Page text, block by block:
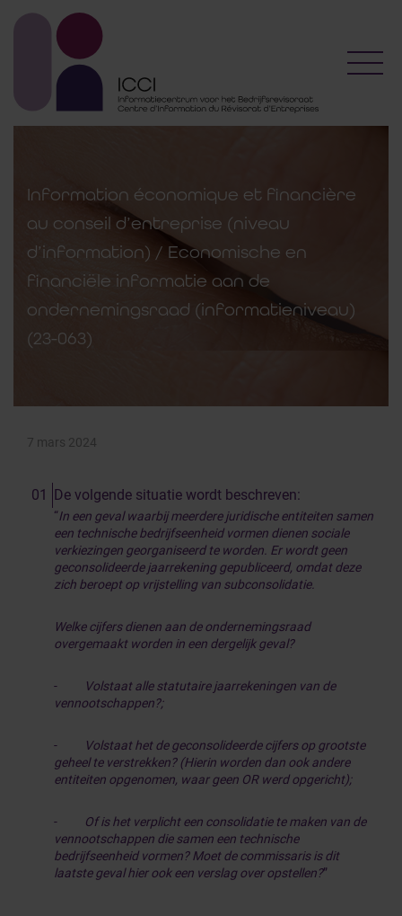
Information économique et financière
au conseil d’entreprise (niveau
d’information) / Economische en
financiële informatie aan de
ondernemingsraad (informatieniveau)
(23-063)
7 mars 2024
De volgende situatie wordt beschreven:
“In een geval waarbij meerdere juridische entiteiten samen
een technische bedrijfseenheid vormen dienen sociale
verkiezingen georganiseerd te worden. Er wordt geen
geconsolideerde jaarrekening gepubliceerd, omdat deze
zich beroept op vrijstelling van subconsolidatie.
Welke cijfers dienen aan de ondernemingsraad
overgemaakt worden in een dergelijk geval?
-
Volstaat alle statutaire jaarrekeningen van de
vennootschappen?;
-
Volstaat het de geconsolideerde cijfers op grootste
geheel te verstrekken? (Hierin worden dan ook andere
entiteiten opgenomen, waar geen OR werd opgericht);
-
Of is het verplicht een consolidatie te maken van de
vennootschappen die samen een technische
bedrijfseenheid vormen? Moet de commissaris is dit
laatste geval hier ook een verslag over opstellen?”